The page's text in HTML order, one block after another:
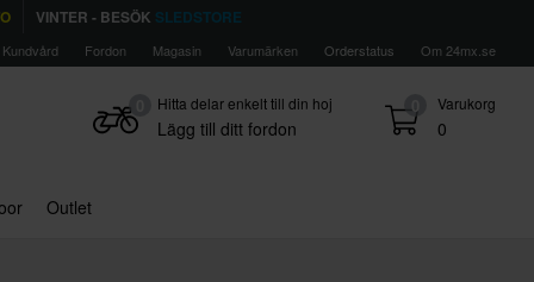
VINTER - BESÖK SLEDSTORE
Kundvård Fordon Magasin Varumärken Orderstatus Om 24mx.se
0 Varukorg
0
Hitta delar enkelt till din hoj
Lägg till ditt fordon
Outlet